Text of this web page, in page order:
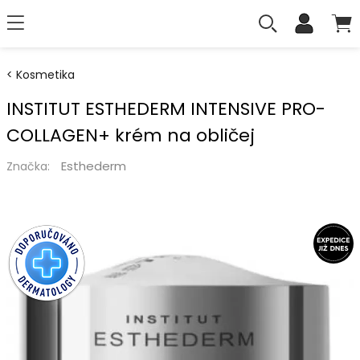
Kosmetika
INSTITUT ESTHEDERM INTENSIVE PRO-
COLLAGEN+ krém na obličej
Značka: Esthederm